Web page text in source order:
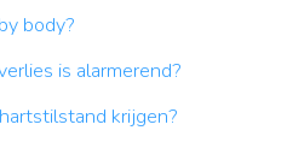
body?
is alarmerend?
krijgen?